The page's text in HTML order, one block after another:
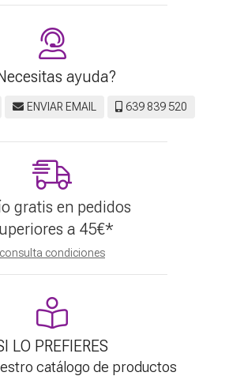
ayuda?
ENVIAR EMAIL 639 839 520
gratis en pedidos
a 45€*
consulta condiciones
LO PREFIERES
catálogo de productos